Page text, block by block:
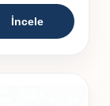
İncele